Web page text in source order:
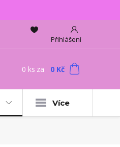
Přihlášení
0 ks za 0 Kč
Více